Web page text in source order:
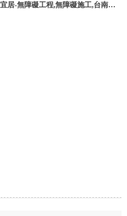
居-無障礙工程,無障礙施工,台南無